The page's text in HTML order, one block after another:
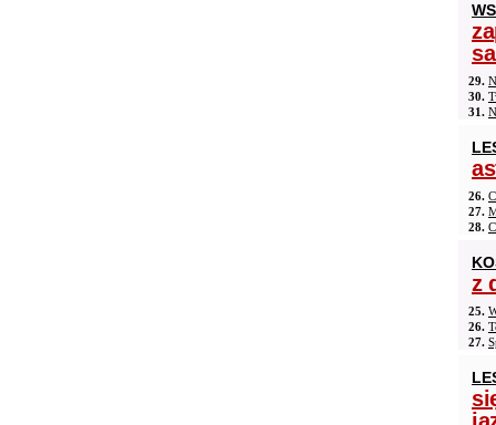
29.
30.
31.
26.
27.
28.
z
25.
26.
27.